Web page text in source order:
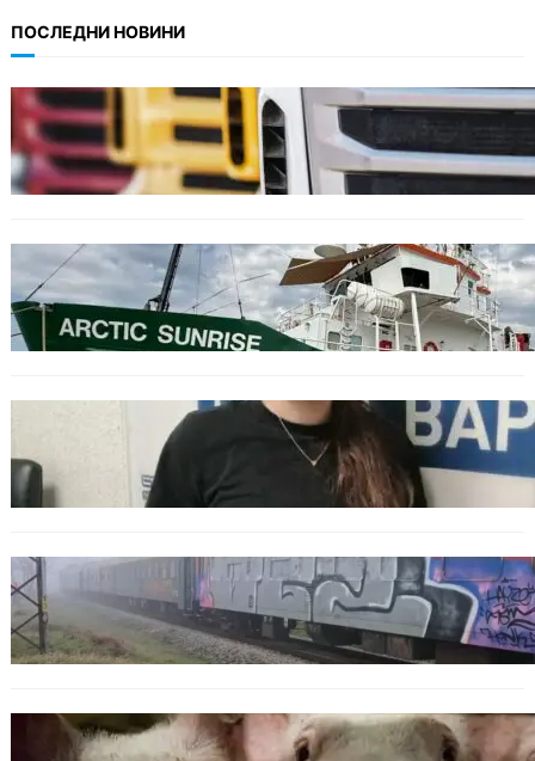
ПОСЛЕДНИ НОВИНИ
БЪЛГАРИЯ
Нови ограничения за камионите над 12
тона по ключови пътища през август
БЪЛГАРИЯ
Корабът на „Грийнпийс“ пристигна във
Варна с кампания за опазване на Черно
море
ОБЩЕСТВО
Варненска ученичка създаде интерактивна
карта за сигнали за проблеми с боклука
ОБЩЕСТВО
Бързият влак София – Варна блъсна и уби
жена край гара Бутово
БЪЛГАРИЯ
БАБХ регистрира огнище на африканска